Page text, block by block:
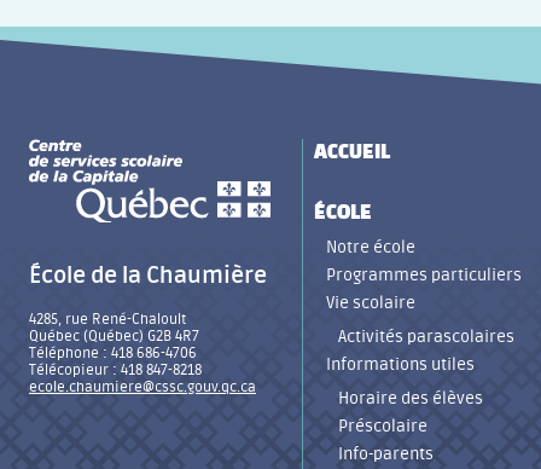
École de la Chaumière
4285, rue René-Chaloult
Québec (Québec) G2B 4R7
Téléphone : 418 686-4706
Télécopieur : 418 847-8218
ecole.chaumiere@cssc.gouv.qc.ca
ACCUEIL
ÉCOLE
Notre école
Programmes particuliers
Vie scolaire
Activités parascolaires
Informations utiles
Horaire des élèves
Préscolaire
Info-parents